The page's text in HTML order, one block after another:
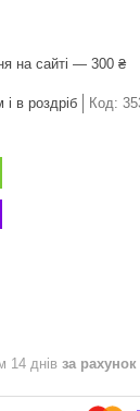
на сайті — 300 ₴
в роздріб Код:
14 днів за